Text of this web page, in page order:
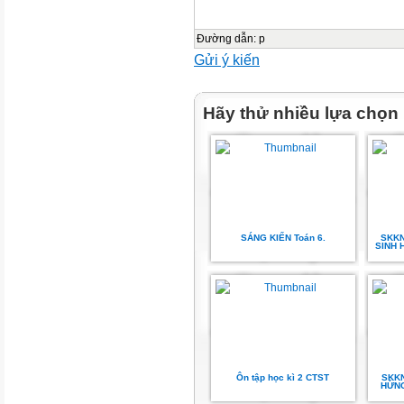
Bài 5. Phép nhân và phép
2
Luyện tập chung
2
Luyện tập chung
Đường dẫn: p
Gửi ý kiến
Hãy thử nhiều lựa chọn
SÁNG KIẾN Toán 6.
SINH
Ôn tập học kì 2 CTST